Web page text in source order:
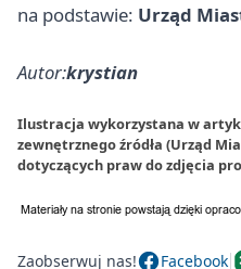
na podstawie: Urząd
Autor:krystian
Ilustracja wykorzystana w
zewnętrznego źródła (Urząd
dotyczących praw do zdjęcia
Zaobserwuj nas! Facebook